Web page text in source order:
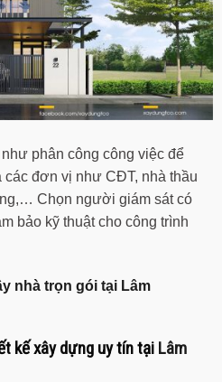
phân công công việc để
đơn vị như CĐT, nhà thầu
Chọn người giám sát có
bảo kỹ thuật cho công trình
nhà trọn gói tại Lâm
kế xây dựng uy tín tại Lâm